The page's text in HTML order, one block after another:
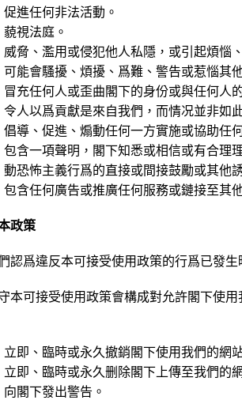
促進任何非法活動。
藐視法庭。
威脅、濫用或侵犯他人私隱，或引起煩惱
可能會騷擾、煩擾、爲難、警告或惹惱其
冒充任何人或歪曲閣下的身份或與任何人
令人以爲貢獻是來自我們，而情况並非如
倡導、促進、煽動任何一方實施或協助任
包含一項聲明，閣下知悉或相信或有合理
動恐怖主義行爲的直接或間接鼓勵或其他
包含任何廣告或推廣任何服務或鏈接至其
政策
認爲違反本可接受使用政策的行爲已發
本可接受使用政策會構成對允許閣下使用
立即、臨時或永久撤銷閣下使用我們的網
立即、臨時或永久删除閣下上傳至我們的
向閣下發出警告。